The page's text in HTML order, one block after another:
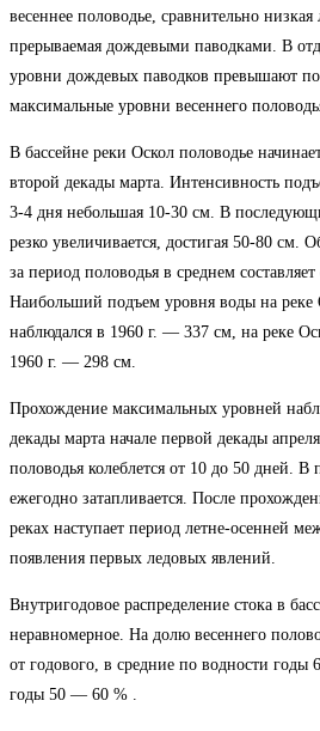
весеннее половодье, сравнительно
прерываемая дождевыми паводками. В
уровни дождевых паводков превышают
максимальные уровни весеннего
В бассейне реки Оскол половодье
второй декады марта. Интенсивность
3-4 дня небольшая 10-30 см. В
резко увеличивается, достигая 50-80
за период половодья в среднем
Наибольший подъем уровня воды на реке
наблюдался в 1960 г. — 337 см, на реке
1960 г. — 298 см.
Прохождение максимальных уровней
декады марта начале первой декады
половодья колеблется от 10 до 50 дней. В
ежегодно затапливается. После
реках наступает период летне-осенней
появления первых ледовых явлений.
Внутригодовое распределение стока в
неравномерное. На долю весеннего
от годового, в средние по водности
годы 50 — 60 % .